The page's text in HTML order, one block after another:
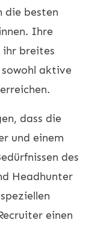
die besten
Ihre
ihr breites
aktive
dass die
und einem
des
Headhunter
einen